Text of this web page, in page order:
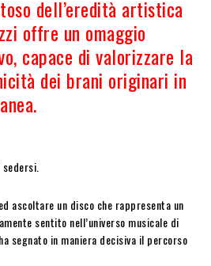
dell’eredità artistica
offre un omaggio
capace di valorizzare la
dei brani originari in
ascoltare un disco che rappresenta un
sentito nell’universo musicale di
segnato in maniera decisiva il percorso